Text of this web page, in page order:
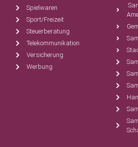
Spielwaren
Sport/Freizeit
Steuerberatung
Telekommunikation
Versicherung
Werbung